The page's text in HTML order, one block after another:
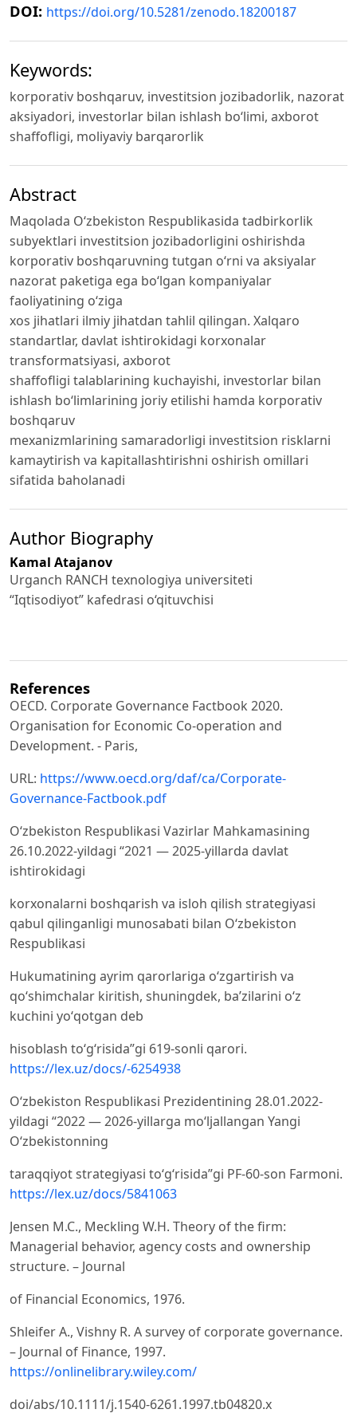
DOI: https://doi.org/10.5281/zenodo.18200187
Keywords:
korporativ boshqaruv, investitsion jozibadorlik, nazorat
aksiyadori, investorlar bilan ishlash bo‘limi, axborot
shaffofligi, moliyaviy barqarorlik
Abstract
Maqolada O‘zbekiston Respublikasida tadbirkorlik
subyektlari investitsion jozibadorligini oshirishda
korporativ boshqaruvning tutgan o‘rni va aksiyalar
nazorat paketiga ega bo‘lgan kompaniyalar
faoliyatining o‘ziga
xos jihatlari ilmiy jihatdan tahlil qilingan. Xalqaro
standartlar, davlat ishtirokidagi korxonalar
transformatsiyasi, axborot
shaffofligi talablarining kuchayishi, investorlar bilan
ishlash bo‘limlarining joriy etilishi hamda korporativ
boshqaruv
mexanizmlarining samaradorligi investitsion risklarni
kamaytirish va kapitallashtirishni oshirish omillari
sifatida baholanadi
Author Biography
Kamal Atajanov
Urganch RANCH texnologiya universiteti
“Iqtisodiyot” kafedrasi o‘qituvchisi
References
OECD. Corporate Governance Factbook 2020.
Organisation for Economic Co-operation and
Development. - Paris,
URL: https://www.oecd.org/daf/ca/Corporate-
Governance-Factbook.pdf
Oʻzbekiston Respublikasi Vazirlar Mahkamasining
26.10.2022-yildagi “2021 — 2025-yillarda davlat
ishtirokidagi
korxonalarni boshqarish va isloh qilish strategiyasi
qabul qilinganligi munosabati bilan Oʻzbekiston
Respublikasi
Hukumatining ayrim qarorlariga oʻzgartirish va
qoʻshimchalar kiritish, shuningdek, baʼzilarini oʻz
kuchini yoʻqotgan deb
hisoblash toʻgʻrisida”gi 619-sonli qarori.
https://lex.uz/docs/-6254938
Oʻzbekiston Respublikasi Prezidentining 28.01.2022-
yildagi “2022 — 2026-yillarga moʻljallangan Yangi
Oʻzbekistonning
taraqqiyot strategiyasi toʻgʻrisida”gi PF-60-son Farmoni.
https://lex.uz/docs/5841063
Jensen M.C., Meckling W.H. Theory of the firm:
Managerial behavior, agency costs and ownership
structure. – Journal
of Financial Economics, 1976.
Shleifer A., Vishny R. A survey of corporate governance.
– Journal of Finance, 1997.
https://onlinelibrary.wiley.com/
doi/abs/10.1111/j.1540-6261.1997.tb04820.x